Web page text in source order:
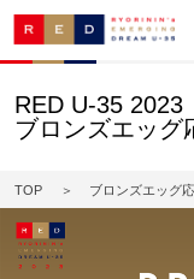
RED U-35 2023
ブロンズエッグ
TOP ブロンズエッグ